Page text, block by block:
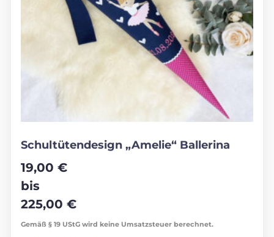
Schultütendesign „Amelie“ Ballerina
19,00 €
bis
225,00 €
Gemäß § 19 UStG wird keine Umsatzsteuer berechnet.